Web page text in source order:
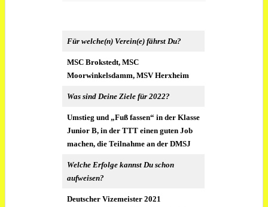
Für welche(n) Verein(e) fährst Du?
MSC Brokstedt, MSC
Moorwinkelsdamm, MSV Herxheim
Was sind Deine Ziele für 2022?
Umstieg und „Fuß fassen“ in der Klasse
Junior B, in der TTT einen guten Job
machen, die Teilnahme an der DMSJ
Welche Erfolge kannst Du schon
aufweisen?
Deutscher Vizemeister 2021